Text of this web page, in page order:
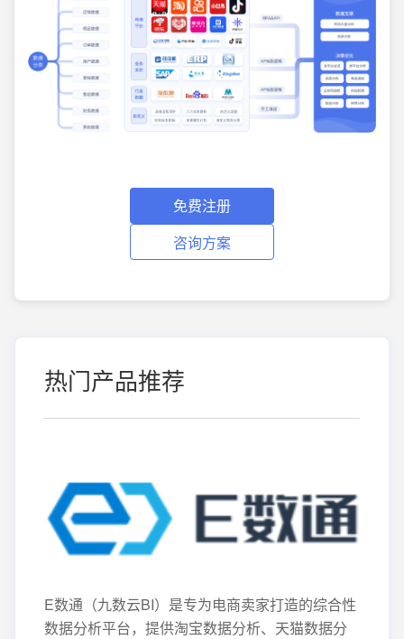
免费注册
咨询方案
热门产品推荐
E数通（九数云BI）是专为电商卖家打造的综合性
数据分析平台，提供淘宝数据分析、天猫数据分